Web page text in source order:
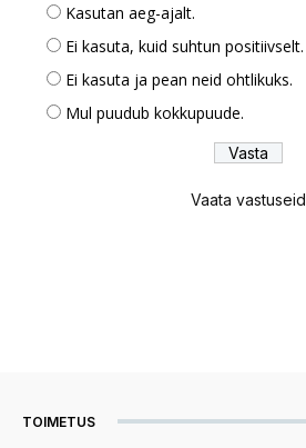
Kasutan aeg-ajalt.
Ei kasuta, kuid suhtun positiivselt.
Ei kasuta ja pean neid ohtlikuks.
Mul puudub kokkupuude.
Vaata vastuseid
TOIMETUS